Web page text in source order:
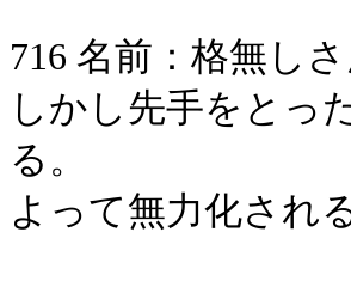
716 名前：格無し
しかし先手をとっ
る。
よって無力化され